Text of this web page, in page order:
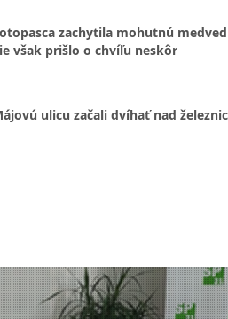
zachytila mohutnú
však prišlo o chvíľu neskôr
ulicu začali dvíhať nad